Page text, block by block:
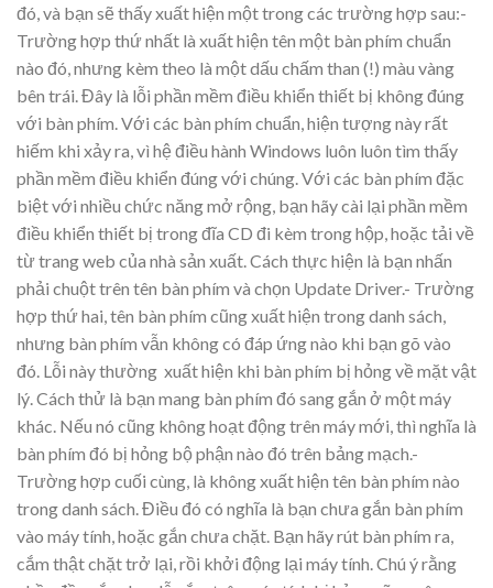
đó, và bạn sẽ thấy xuất hiện một trong các trường hợp sau:-
Trường hợp thứ nhất là xuất hiện tên một bàn phím chuẩn
nào đó, nhưng kèm theo là một dấu chấm than (!) màu vàng
bên trái. Đây là lỗi phần mềm điều khiển thiết bị không đúng
với bàn phím. Với các bàn phím chuẩn, hiện tượng này rất
hiếm khi xảy ra, vì hệ điều hành Windows luôn luôn tìm thấy
phần mềm điều khiển đúng với chúng. Với các bàn phím đặc
biệt với nhiều chức năng mở rộng, bạn hãy cài lại phần mềm
điều khiển thiết bị trong đĩa CD đi kèm trong hộp, hoặc tải về
từ trang web của nhà sản xuất. Cách thực hiện là bạn nhấn
phải chuột trên tên bàn phím và chọn Update Driver.- Trường
hợp thứ hai, tên bàn phím cũng xuất hiện trong danh sách,
nhưng bàn phím vẫn không có đáp ứng nào khi bạn gõ vào
đó. Lỗi này thường xuất hiện khi bàn phím bị hỏng về mặt vật
lý. Cách thử là bạn mang bàn phím đó sang gắn ở một máy
khác. Nếu nó cũng không hoạt động trên máy mới, thì nghĩa là
bàn phím đó bị hỏng bộ phận nào đó trên bảng mạch.-
Trường hợp cuối cùng, là không xuất hiện tên bàn phím nào
trong danh sách. Điều đó có nghĩa là bạn chưa gắn bàn phím
vào máy tính, hoặc gắn chưa chặt. Bạn hãy rút bàn phím ra,
cắm thật chặt trở lại, rồi khởi động lại máy tính. Chú ý rằng